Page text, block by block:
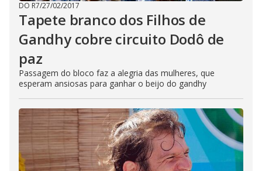
DO R7/27/02/2017
Tapete branco dos Filhos de
Gandhy cobre circuito Dodô de
paz
Passagem do bloco faz a alegria das mulheres, que
esperam ansiosas para ganhar o beijo do gandhy